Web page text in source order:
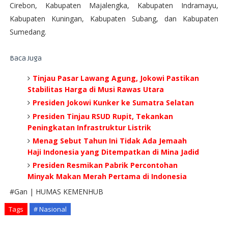
Cirebon, Kabupaten Majalengka, Kabupaten Indramayu,
Kabupaten Kuningan, Kabupaten Subang, dan Kabupaten
Sumedang.
Baca Juga
Tinjau Pasar Lawang Agung, Jokowi Pastikan
Stabilitas Harga di Musi Rawas Utara
Presiden Jokowi Kunker ke Sumatra Selatan
Presiden Tinjau RSUD Rupit, Tekankan
Peningkatan Infrastruktur Listrik
Menag Sebut Tahun Ini Tidak Ada Jemaah
Haji Indonesia yang Ditempatkan di Mina Jadid
Presiden Resmikan Pabrik Percontohan
Minyak Makan Merah Pertama di Indonesia
#Gan | HUMAS KEMENHUB
Tags # Nasional